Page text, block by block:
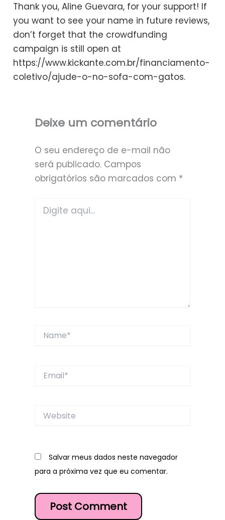
Thank you, Aline Guevara, for your support! If
you want to see your name in future reviews,
don’t forget that the crowdfunding
campaign is still open at
https://www.kickante.com.br/financiamento-
coletivo/ajude-o-no-sofa-com-gatos.
Deixe um comentário
O seu endereço de e-mail não
será publicado. Campos
obrigatórios são marcados com *
aqui...
Website
Salvar meus dados neste navegador
para a próxima vez que eu comentar.